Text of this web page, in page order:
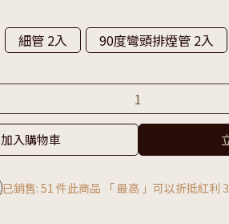
細管 2入 90度彎頭排煙管 2入
加入購物車
已銷售: 51 件此商品 「 最高 」可以折抵紅利